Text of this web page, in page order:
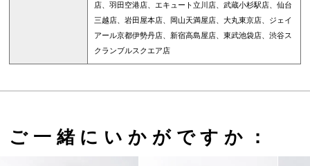
店、羽田空港店、エキュート立川店、武蔵小杉駅店、仙台
三越店、岩田屋本店、岡山天満屋店、大丸東京店、ジェイ
アール京都伊勢丹店、新宿高島屋店、東武池袋店、渋谷ス
クランブルスクエア店
ご一緒にいかがですか：